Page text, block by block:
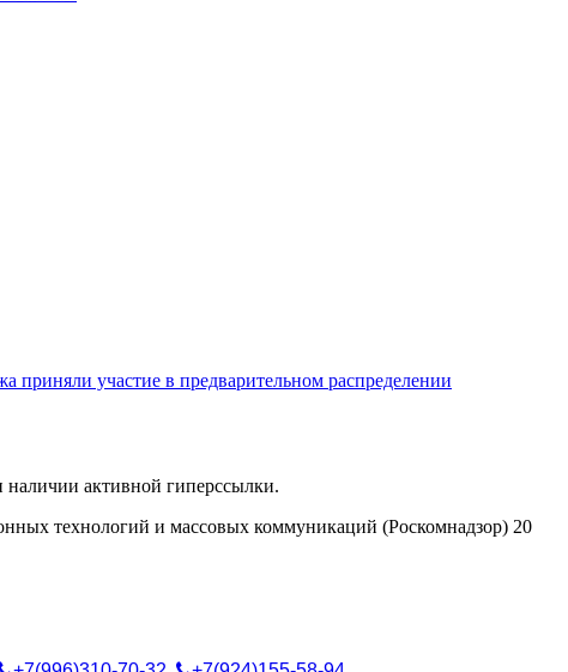
приняли участие в предварительном распределении
наличии активной гиперссылки.
технологий и массовых коммуникаций (Роскомнадзор) 20